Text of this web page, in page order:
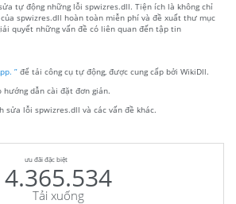
tự động những lỗi spwizres.dll. Tiện ích là không chỉ
spwizres.dll hoàn toàn miễn phí và đề xuất thư mục
quyết những vấn đề có liên quan đến tập tin
” để tải công cụ tự động, được cung cấp bởi WikiDll.
dẫn cài đặt đơn giản.
sửa lỗi spwizres.dll và các vấn đề khác.
ưu đãi đặc biệt
4.365.534
Tải xuống